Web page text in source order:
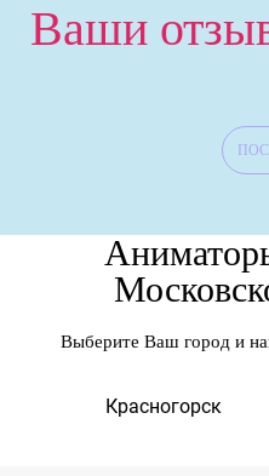
Ваши
Выберите Ваш город и
Красногорск